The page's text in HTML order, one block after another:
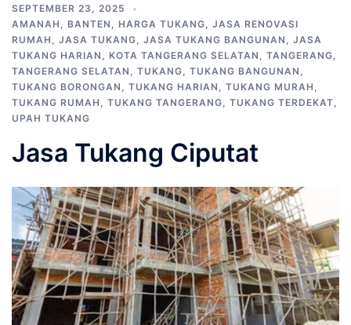
SEPTEMBER 23, 2025
AMANAH , BANTEN , HARGA TUKANG, JASA RENOVASI
RUMAH , JASA TUKANG, JASA TUKANG BANGUNAN , JASA
TUKANG HARIAN , KOTA TANGERANG SELATAN , TANGERANG,
TANGERANG SELATAN , TUKANG, TUKANG BANGUNAN ,
TUKANG BORONGAN , TUKANG HARIAN , TUKANG MURAH ,
TUKANG RUMAH , TUKANG TANGERANG, TUKANG TERDEKAT,
UPAH TUKANG
Jasa Tukang Ciputat